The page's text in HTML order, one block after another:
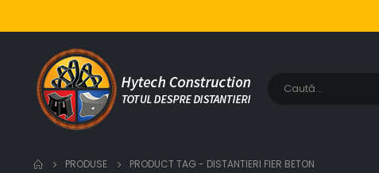
PRODUSE PRODUCT TAG - DISTANTIERI FIER BETON